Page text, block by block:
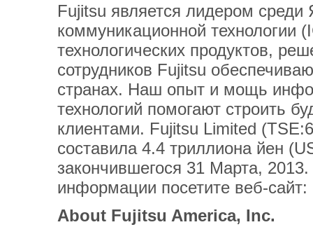
Fujitsu является лидером
коммуникационной технологии
технологических продуктов,
сотрудников Fujitsu
странах. Наш опыт и мощь
технологий помогают строить
клиентами. Fujitsu Limited
составила 4.4 триллиона йен
закончившегося 31 Марта,
информации посетите веб-сайт:
About Fujitsu America, Inc.